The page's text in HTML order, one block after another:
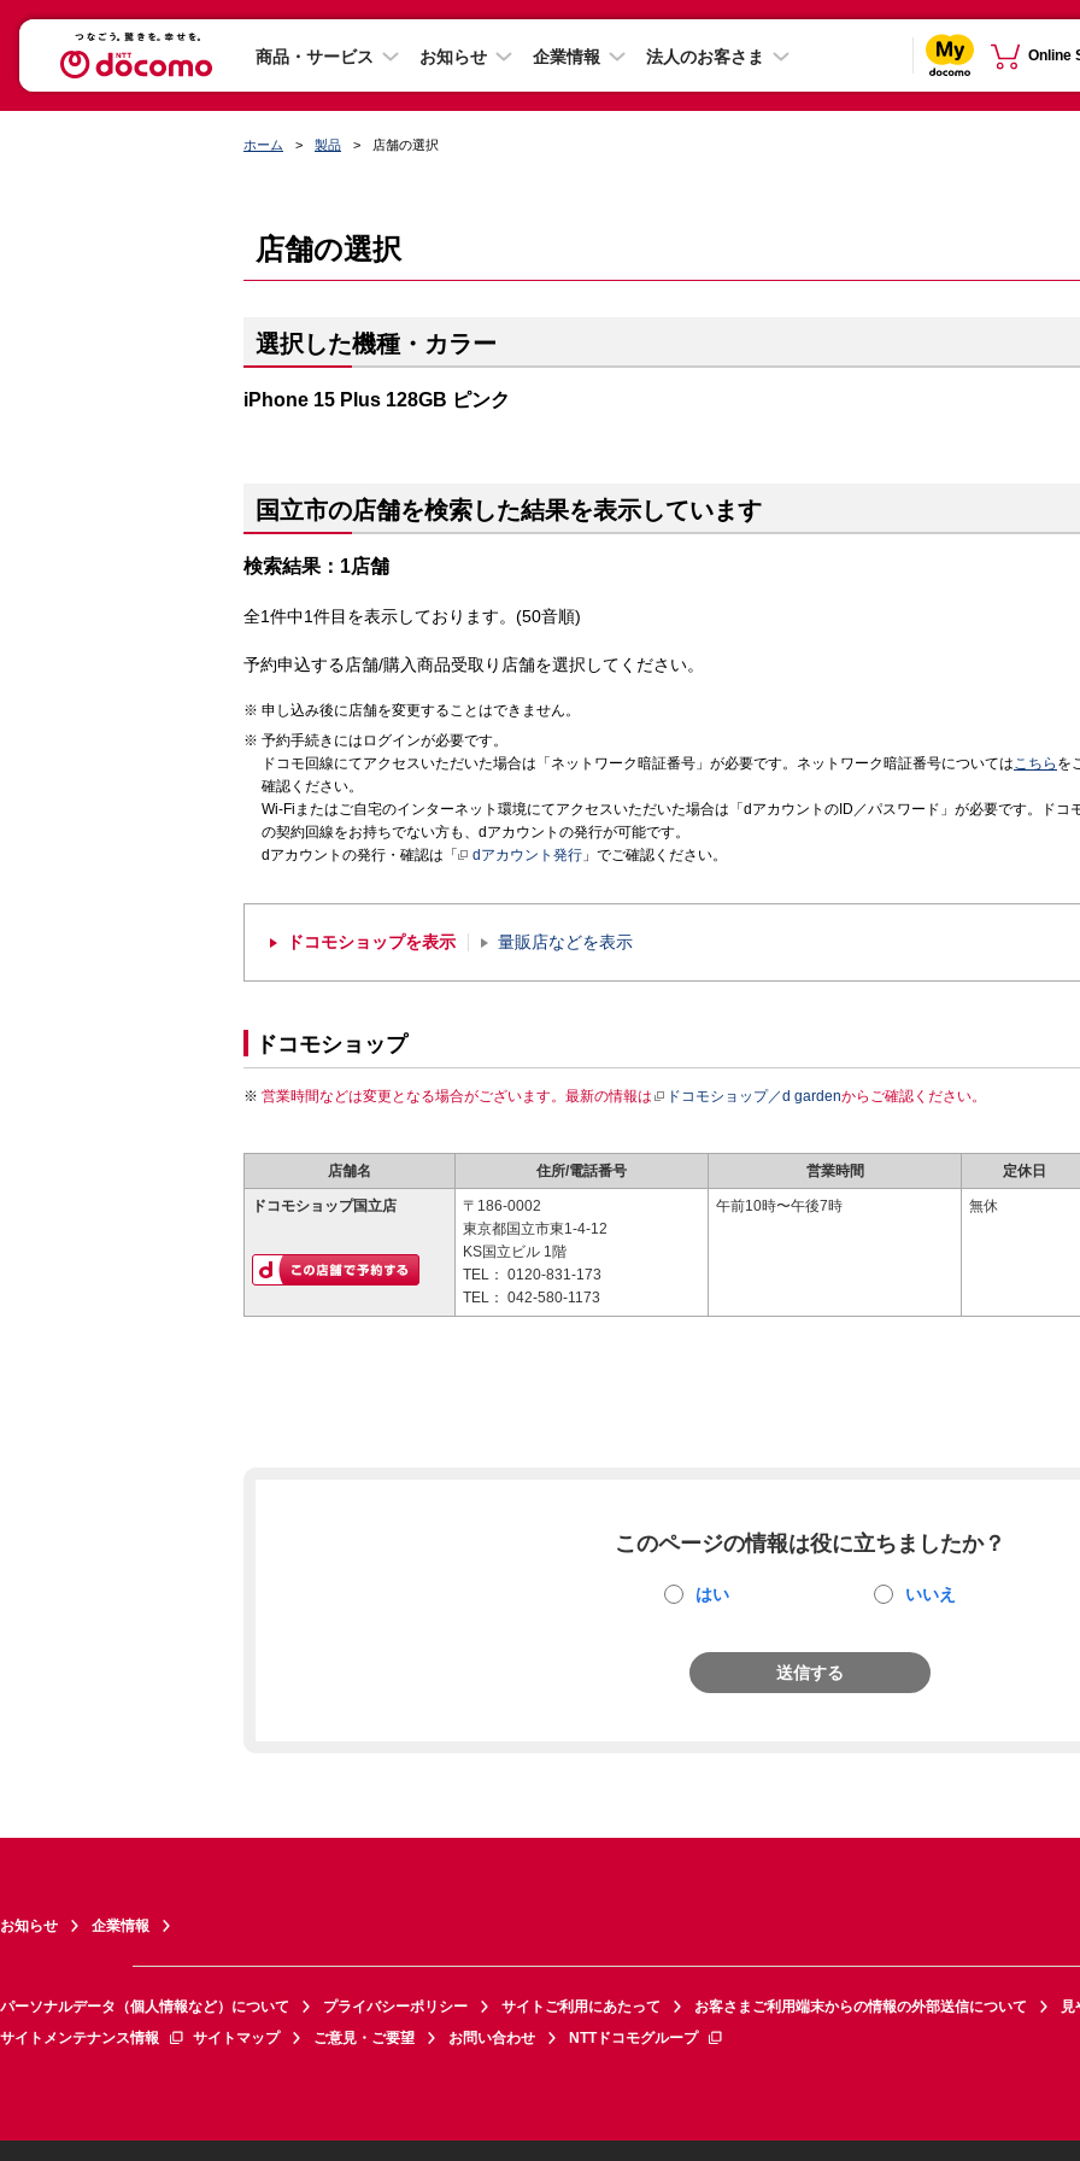
商品・サービス お知らせ 企業情報 法人のお客さま Online
ホーム 製品 店舗の選択
店舗の選択
選択した機種・カラー
iPhone 15 Plus 128GB ピンク
国立市の店舗を検索した結果を表示しています
検索結果：1店舗
全1件中1件目を表示しております。(50音順)
予約申込する店舗/購入商品受取り店舗を選択してください。
申し込み後に店舗を変更することはできません。
予約手続きにはログインが必要です。
ドコモ回線にてアクセスいただいた場合は「ネットワーク暗証番号」が必要です。ネットワーク暗証番号についてはこちら を
確認ください。
Wi-Fiまたはご自宅のインターネット環境にてアクセスいただいた場合は「dアカウントのID／パスワード」が必要です。ドコ
の契約回線をお持ちでない方も、dアカウントの発行が可能です。
dアカウントの発行・確認は「
dアカウント発行 」でご確認ください。
ドコモショップを表示 量販店などを表示
ドコモショップ
営業時間などは変更となる場合がございます。最新の情報は ドコモショップ／d gardenからご確認ください。
店舗名 住所/電話番号 営業時間 定休日
ドコモショップ国立店
〒186-0002
東京都国立市東1-4-12
KS国立ビル 1階
TEL： 0120-831-173
TEL： 042-580-1173
午前10時〜午後7時 無休
このページの情報は役に立ちましたか？
はい いいえ
送信する
お知らせ 企業情報
パーソナルデータ（個人情報など）について プライバシーポリシー サイトご利用にあたって お客さまご利用端末からの情報の外部送信について
見
サイトメンテナンス情報
サイトマップ ご意見・ご要望 お問い合わせ NTTドコモグループ